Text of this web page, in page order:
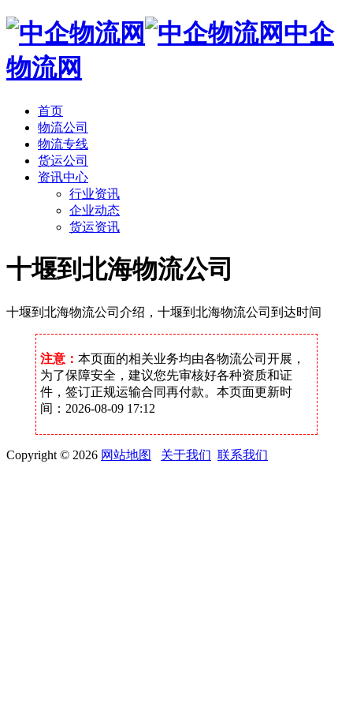
中企
物流网
首页
物流公司
物流专线
货运公司
资讯中心
行业资讯
企业动态
货运资讯
十堰到北海物流公司
十堰到北海物流公司介绍，十堰到北海物流公司到达时间
注意：本页面的相关业务均由各物流公司开展，
为了保障安全，建议您先审核好各种资质和证
件，签订正规运输合同再付款。本页面更新时
间：2026-08-09 17:12
Copyright © 2026 网站地图 关于我们 联系我们